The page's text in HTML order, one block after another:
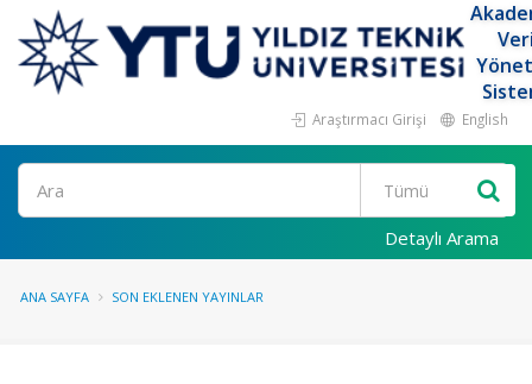
Araştırmacı Girişi English
Ara
Detaylı Arama
ANA SAYFA SON EKLENEN YAYINLAR